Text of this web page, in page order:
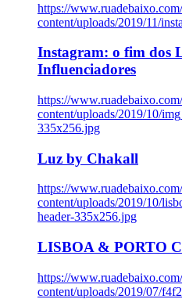
https://
content/uploads/2019/11/
Instagram: o fim dos
Influenciadores
https://
content/uploads/2019/10/
335x256.jpg
Luz by Chakall
https://
content/uploads/2019/10/
header-335x256.jpg
LISBOA & PORTO
https://
content/uploads/2019/07/